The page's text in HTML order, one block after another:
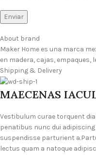
About brand
Maker Home es una marca
en madera, cajas,
Shipping & Delivery
MAECENAS
Vestibulum curae torquent
penatibus nunc dui
suspendisse parturient
lectus quam a natoque